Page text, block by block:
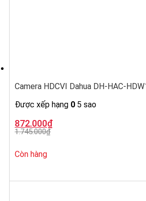
Camera HDCVI Dahua DH-HAC-
Được xếp hạng 0 5 sao
1.745.000₫
Giá
gốc
là:
872.000₫
Giá
hiện
tại
872.000₫.
Còn hàng